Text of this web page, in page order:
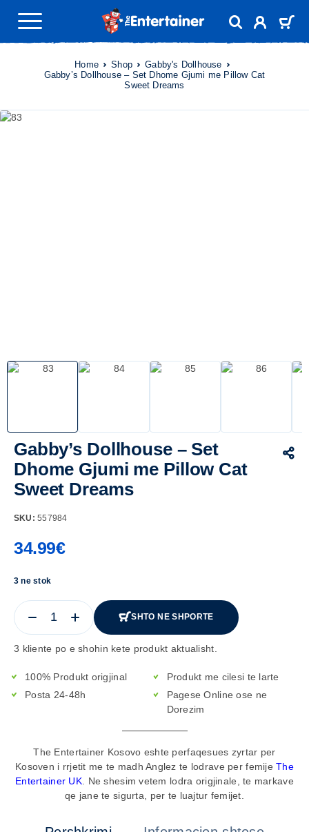
Home Shop
Gabby's Dollhouse
Gabby’s Dollhouse – Set Dhome Gjumi me Pillow Cat
Sweet Dreams
Gabby’s Dollhouse – Set
Dhome Gjumi me Pillow Cat
Sweet Dreams
SKU:557984
34.99€
3 ne stok
SHTO NE SHPORTE
3 kliente po e shohin kete produkt aktualisht.
100% Produkt origjinal
Posta 24-48h
Produkt me cilesi te larte
Pagese Online ose ne
Dorezim
The Entertainer Kosovo eshte perfaqesues zyrtar per
Kosoven i rrjetit me te madh Anglez te lodrave per femijeThe
Entertainer UK . Ne shesim vetem lodra origjinale, te markave
qe jane te sigurta, per te luajtur femijet.